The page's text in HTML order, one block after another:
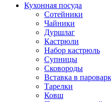
Кухонная посуда
Сотейники
Чайники
Дуршлаг
Кастрюли
Набор кастрюль
Супницы
Сковороды
Вставка в
Тарелки
Ковш